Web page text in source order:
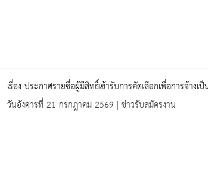
เรื่อง ประกาศรายชื่อผู้มีสิทธิ์เข้ารับการคัดเลือกเพื่อการจ้า
วันอังคารที่ 21 กรกฎาคม 2569 | ข่าวรับสมัครงาน